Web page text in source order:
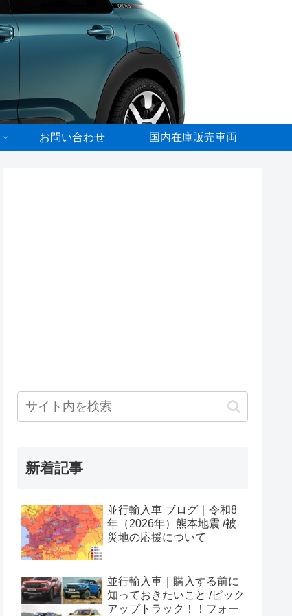
お問い合わせ 国内在庫販売車両
新着記事
並行輸入車 ブログ｜令和8
年（2026年）熊本地震 /被
災地の応援について
並行輸入車｜購入する前に
知っておきたいこと /ピック
アップトラック！！フォー